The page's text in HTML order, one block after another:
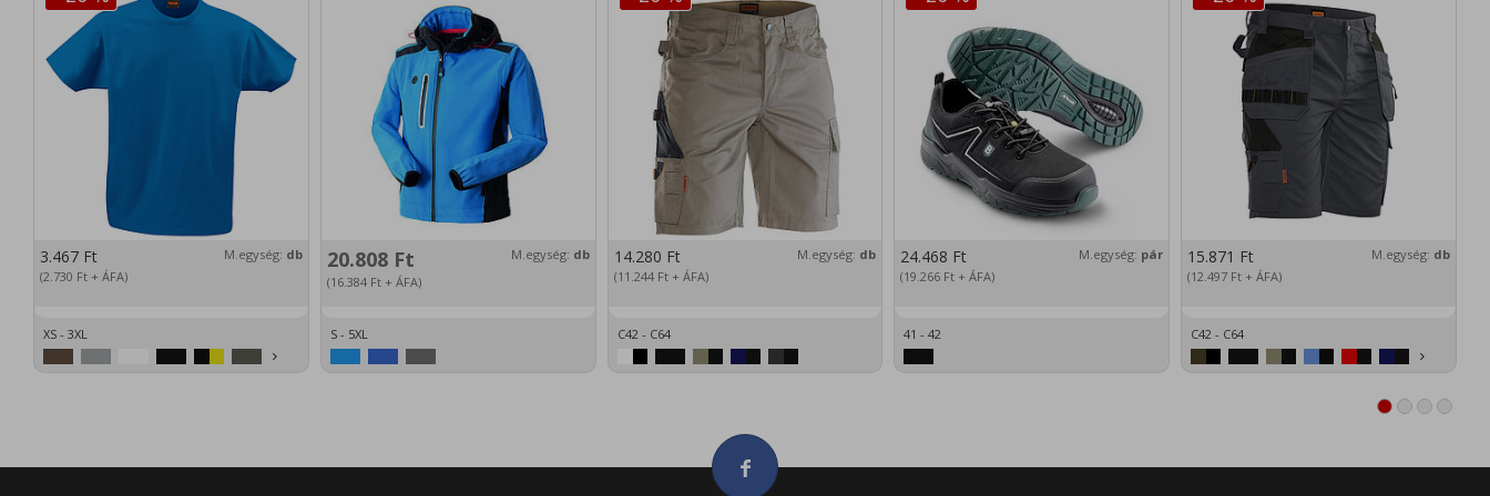
3.467 Ft
(2.730 Ft + ÁFA)
M.egység: db
XS - 3XL
20.808 Ft
(16.384 Ft+ ÁFA)
M.egység: db
S - 5XL
14.280 Ft
(11.244 Ft+ ÁFA)
M.egység: db
C42 - C64
24.468 Ft
(19.266 Ft + ÁFA)
M.egység: pár
41 - 42
15.871 Ft
(12.497 Ft + ÁFA)
M.egység: db
C42 - C64